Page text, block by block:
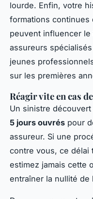
lourde. Enfin, votre
formations continues
peuvent influencer le
assureurs
jeunes
sur les premières
Réagir vite en cas
Un sinistre
5 jours ouvrés pour
assureur. Si une
contre vous, ce délai
estimez jamais cette
entraîner la nullité de